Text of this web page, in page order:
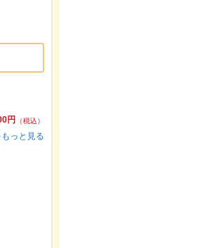
円
（税込）
っと見る